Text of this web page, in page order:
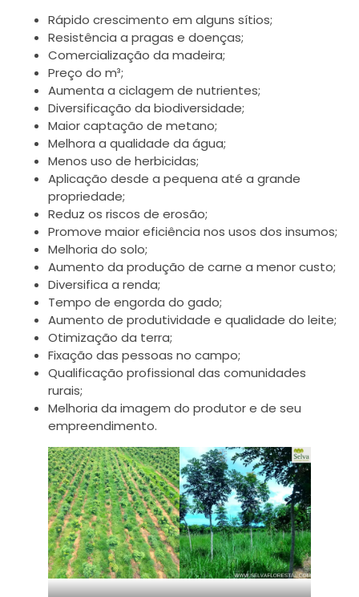
Rápido crescimento em alguns sítios;
Resistência a pragas e doenças;
Comercialização da madeira;
Preço do m³;
Aumenta a ciclagem de nutrientes;
Diversificação da biodiversidade;
Maior captação de metano;
Melhora a qualidade da água;
Menos uso de herbicidas;
Aplicação desde a pequena até a grande
propriedade;
Reduz os riscos de erosão;
Promove maior eficiência nos usos dos insumos;
Melhoria do solo;
Aumento da produção de carne a menor custo;
Diversifica a renda;
Tempo de engorda do gado;
Aumento de produtividade e qualidade do leite;
Otimização da terra;
Fixação das pessoas no campo;
Qualificação profissional das comunidades
rurais;
Melhoria da imagem do produtor e de seu
empreendimento.